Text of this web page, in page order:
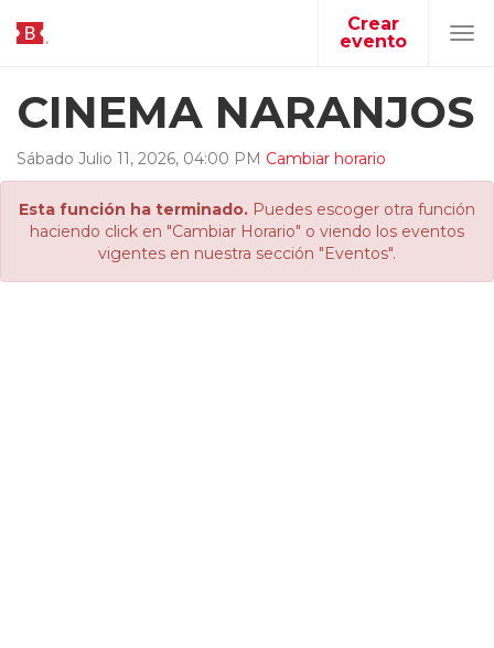
Crear
evento
CINEMA NARANJOS
Sábado Julio 11, 2026, 04:00 PM Cambiar horario
Esta función ha terminado. Puedes escoger otra función
haciendo click en "Cambiar Horario" o viendo los eventos
vigentes en nuestra sección "Eventos".